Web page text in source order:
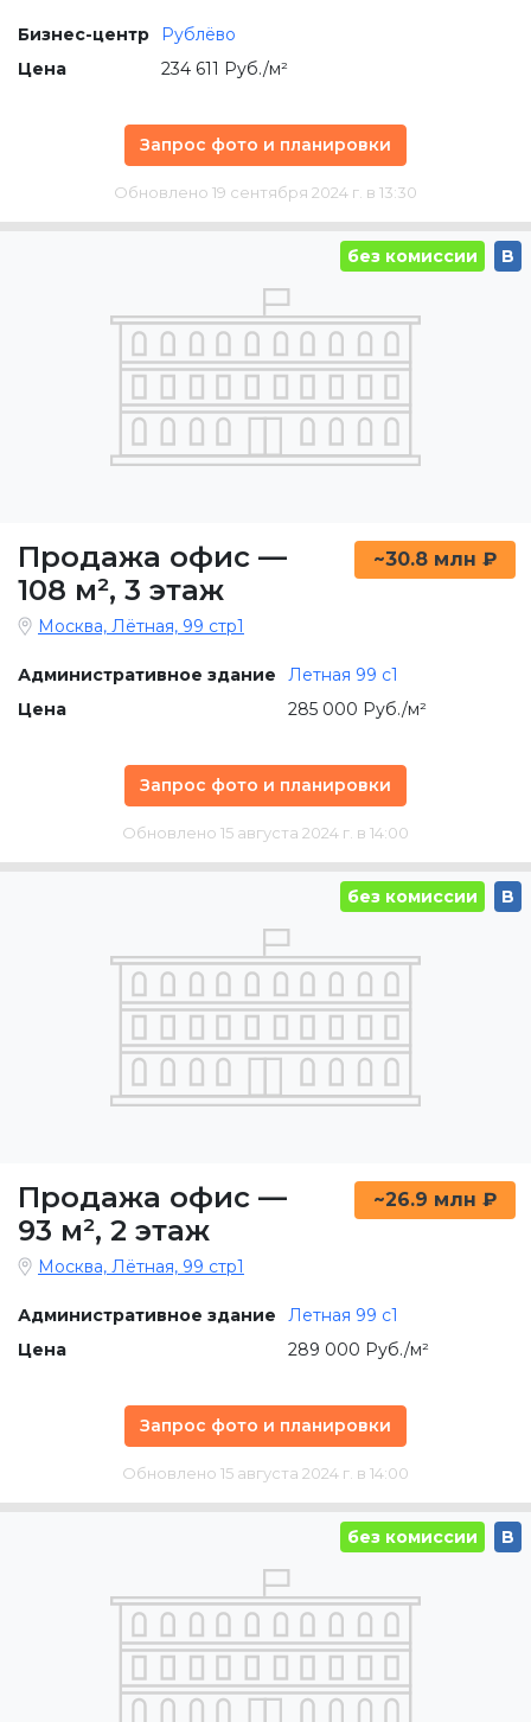
Бизнес-центр
Рублёво
Цена
234 611 Руб./м²
Запрос фото и планировки
Обновлено 19 сентября 2024 г. в 13:30
без комиссии B
Продажа офис —
108 м², 3 этаж
~30.8 млн ₽
Москва, Лётная, 99 стр1
Административное здание
Летная 99 c1
Цена
285 000 Руб./м²
Запрос фото и планировки
Обновлено 15 августа 2024 г. в 14:00
без комиссии B
Продажа офис —
93 м², 2 этаж
~26.9 млн ₽
Москва, Лётная, 99 стр1
Административное здание
Летная 99 c1
Цена
289 000 Руб./м²
Запрос фото и планировки
Обновлено 15 августа 2024 г. в 14:00
без комиссии B